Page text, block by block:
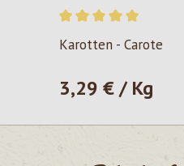
Durchschnittliche
Karotten - Carote
Regulärer Preis:
3,29 € / Kg